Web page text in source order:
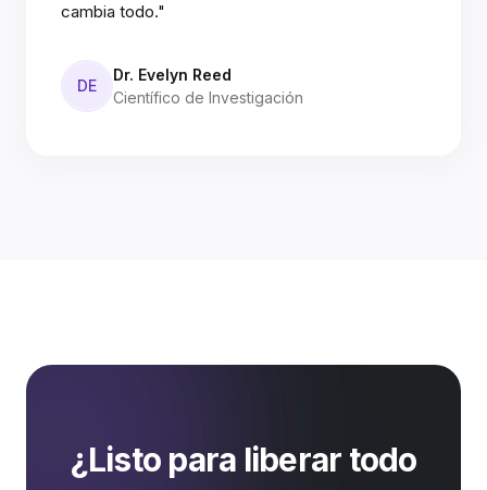
cambia todo."
DE
Dr. Evelyn Reed
Científico de Investigación
¿Listo para liberar todo